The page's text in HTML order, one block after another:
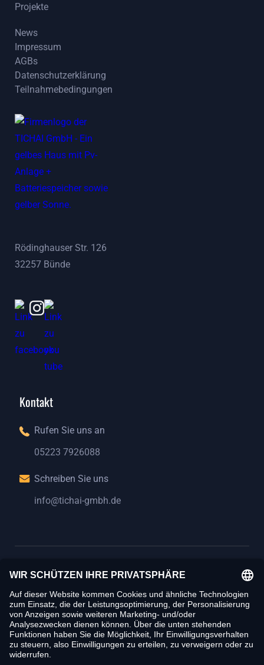
Team
Projekte
News
News
Impressum
Impressum
AGBs
AGBs
Datenschutzerklärung
Datenschutzerklärung
Teilnahmebedingungen
Rödinghauser Str. 126
32257 Bünde
Kontakt
Rufen Sie uns an
05223 7926088
Schreiben Sie uns
info@tichai-gmbh.de